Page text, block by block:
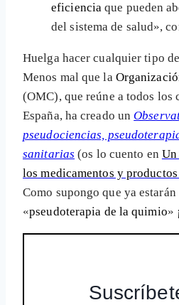
eficiencia que pueden
del sistema de salud»,
Huelga hacer cualquier tipo
Menos mal que la
(OMC), que reúne a todos los
España, ha creado un
pseudociencias,
sanitarias (os lo cuento en
los medicamentos y
Como supongo que ya
«pseudoterapia de la quimio»